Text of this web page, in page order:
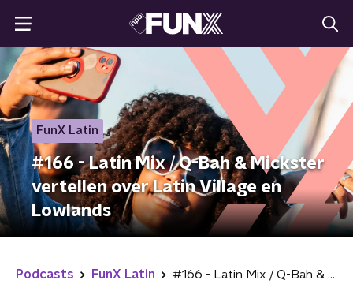
FunX Latin
#166 - Latin Mix / Q-Bah & Mickster
vertellen over Latin Village en
Lowlands
Podcasts FunX Latin #166 - Latin Mix / Q-Bah & Mickster vertellen over Latin Village en Lowlands